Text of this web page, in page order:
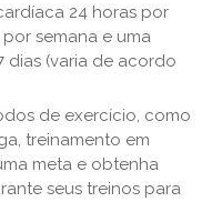
24 horas por
semana e uma
dias (varia de acordo
de exercício, como
treinamento em
meta e obtenha
seus treinos para